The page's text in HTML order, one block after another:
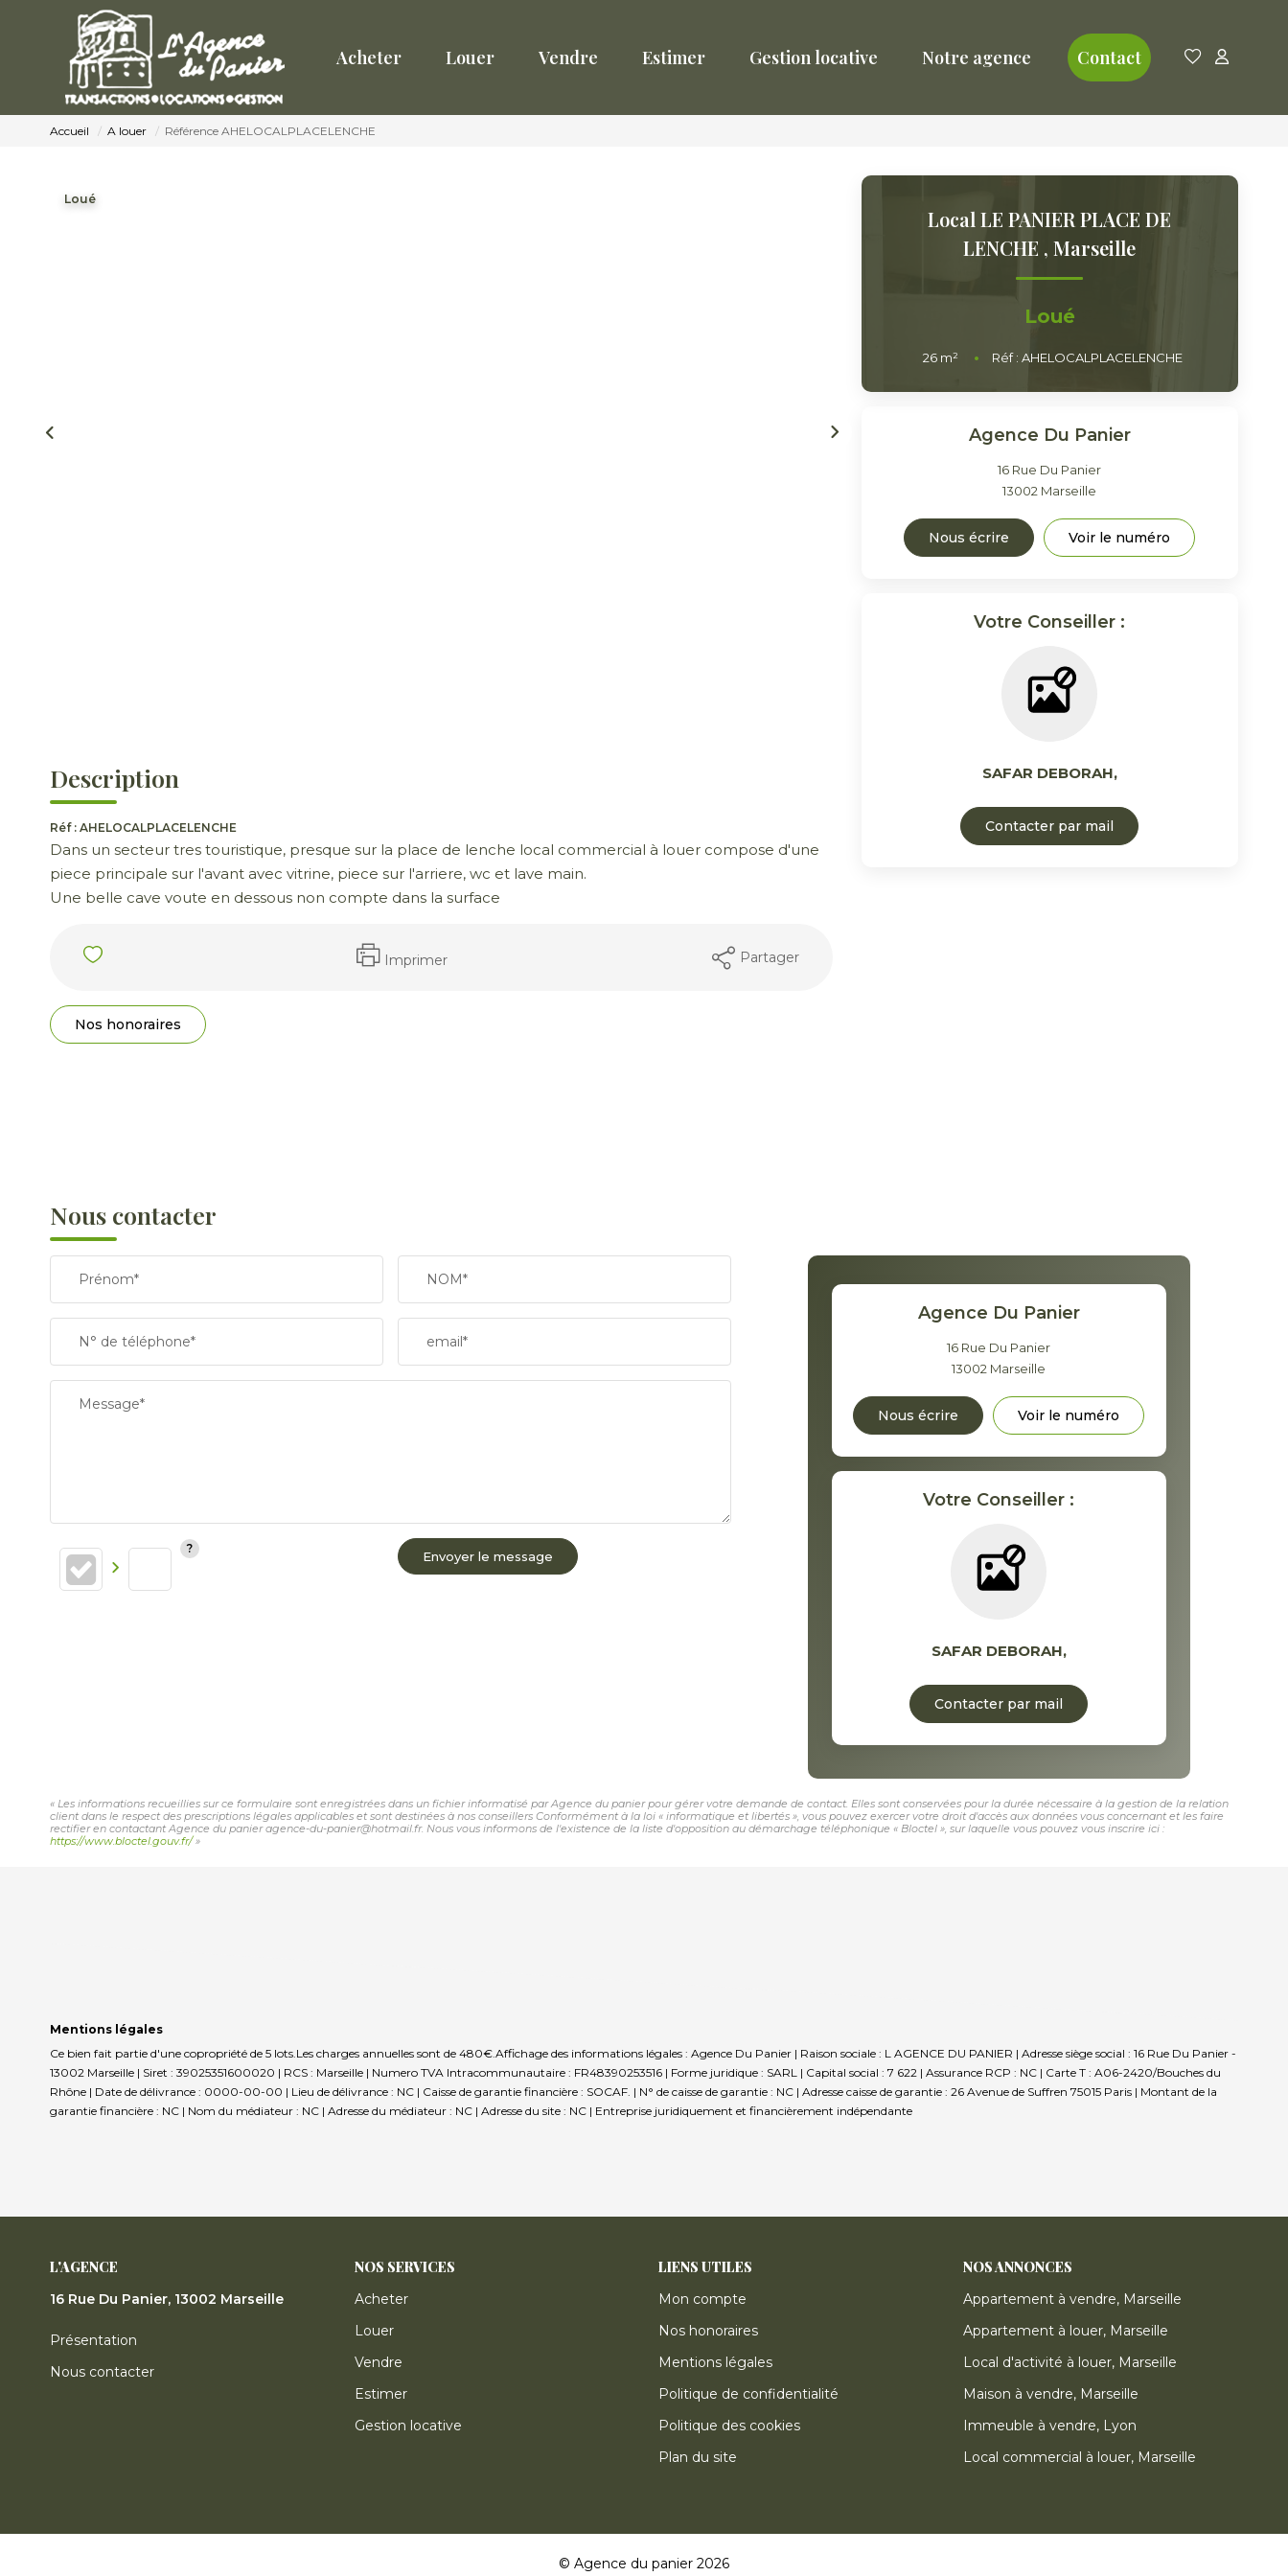
Acheter Louer Vendre Estimer Gestion locative Notre agence Contact
Accueil A louer Référence AHELOCALPLACELENCHE
Loué
Description
Réf : AHELOCALPLACELENCHE
Dans un secteur tres touristique, presque sur la place de lenche local commercial à louer compose d'une
piece principale sur l'avant avec vitrine, piece sur l'arriere, wc et lave main.
Une belle cave voute en dessous non compte dans la surface
Imprimer Partager
Nos honoraires
Local LE PANIER PLACE DE
LENCHE ,Marseille
Loué
26 m² Réf : AHELOCALPLACELENCHE
Agence Du Panier
16 Rue Du Panier
13002 Marseille
Nous écrire Voir le numéro
Votre Conseiller :
SAFAR DEBORAH,
Contacter par mail
Nous contacter
Prénom* NOM*
N° de téléphone* email*
Message*
Envoyer le message
Agence Du Panier
16 Rue Du Panier
13002 Marseille
Nous écrire Voir le numéro
Votre Conseiller :
SAFAR DEBORAH,
Contacter par mail
« Les informations recueillies sur ce formulaire sont enregistrées dans un fichier informatisé par Agence du panier pour gérer votre demande de contact. Elles sont conservées pour la durée nécessaire à la gestion de la relation
client dans le respect des prescriptions légales applicables et sont destinées à nos conseillers Conformément à la loi « informatique et libertés », vous pouvez exercer votre droit d'accès aux données vous concernant et les faire
rectifier en contactant Agence du panier agence-du-panier@hotmail.fr. Nous vous informons de l'existence de la liste d'opposition au démarchage téléphonique « Bloctel », sur laquelle vous pouvez vous inscrire ici :
https://www.bloctel.gouv.fr/»
Mentions légales
Ce bien fait partie d'une copropriété de 5 lots.Les charges annuelles sont de 480€.Affichage des informations légales : Agence Du Panier | Raison sociale : L AGENCE DU PANIER | Adresse siège social : 16 Rue Du Panier -
13002 Marseille | Siret : 39025351600020 | RCS : Marseille | Numero TVA Intracommunautaire : FR48390253516 | Forme juridique : SARL | Capital social : 7 622 | Assurance RCP : NC | Carte T : A06-2420/Bouches du
Rhône | Date de délivrance : 0000-00-00 | Lieu de délivrance : NC | Caisse de garantie financière : SOCAF. | N° de caisse de garantie : NC | Adresse caisse de garantie : 26 Avenue de Suffren 75015 Paris | Montant de la
garantie financière : NC | Nom du médiateur : NC | Adresse du médiateur : NC | Adresse du site : NC | Entreprise juridiquement et financièrement indépendante
L'AGENCE
16 Rue Du Panier, 13002 Marseille
Présentation
Nous contacter
NOS SERVICES
Acheter
Louer
Vendre
Estimer
Gestion locative
LIENS UTILES
Mon compte
Nos honoraires
Mentions légales
Politique de confidentialité
Politique des cookies
Plan du site
NOS ANNONCES
Appartement à vendre, Marseille
Appartement à louer, Marseille
Local d'activité à louer, Marseille
Maison à vendre, Marseille
Immeuble à vendre, Lyon
Local commercial à louer, Marseille
© Agence du panier 2026